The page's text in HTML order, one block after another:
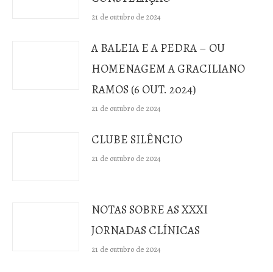
21 de outubro de 2024
A BALEIA E A PEDRA – OU
HOMENAGEM A GRACILIANO
RAMOS (6 OUT. 2024)
21 de outubro de 2024
CLUBE SILÊNCIO
21 de outubro de 2024
NOTAS SOBRE AS XXXI
JORNADAS CLÍNICAS
21 de outubro de 2024